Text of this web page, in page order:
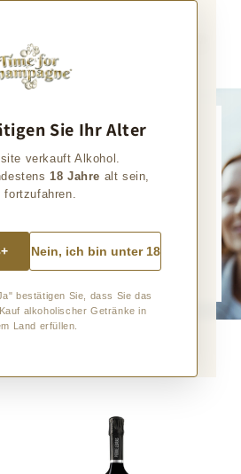
Champagner
Welt einzigartiger Champagner!
in die Champagne bringen wir Euch besondere
Sie Ihr Alter
verkauft Alkohol.
18 Jahre alt sein,
fortzufahren.
Nein, ich bin unter 18
bestätigen Sie, dass Sie das
alkoholischer Getränke in
Land erfüllen.